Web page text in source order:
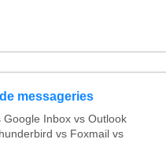
messageries
Inbox vs Outlook
vs Foxmail vs